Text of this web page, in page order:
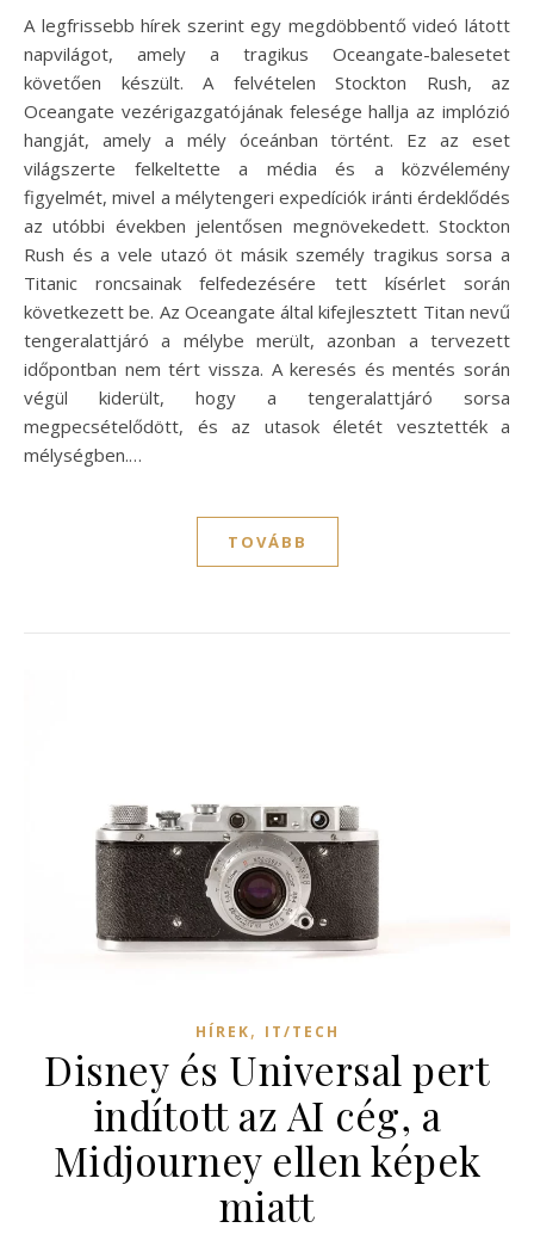
A legfrissebb hírek szerint egy megdöbbentő videó látott
napvilágot, amely a tragikus Oceangate-balesetet
követően készült. A felvételen Stockton Rush, az
Oceangate vezérigazgatójának felesége hallja az implózió
hangját, amely a mély óceánban történt. Ez az eset
világszerte felkeltette a média és a közvélemény
figyelmét, mivel a mélytengeri expedíciók iránti érdeklődés
az utóbbi években jelentősen megnövekedett. Stockton
Rush és a vele utazó öt másik személy tragikus sorsa a
Titanic roncsainak felfedezésére tett kísérlet során
következett be. Az Oceangate által kifejlesztett Titan nevű
tengeralattjáró a mélybe merült, azonban a tervezett
időpontban nem tért vissza. A keresés és mentés során
végül kiderült, hogy a tengeralattjáró sorsa
megpecsételődött, és az utasok életét vesztették a
mélységben.…
TOVÁBB
HÍREK, IT/TECH
Disney és Universal pert
indított az AI cég, a
Midjourney ellen képek
miatt